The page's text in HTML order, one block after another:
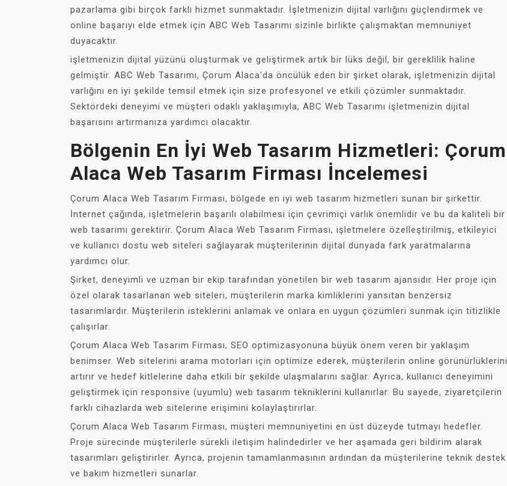
pazarlama gibi birçok farklı hizmet sunmaktadır. İşletmenizin dijital varlığını güçlendirmek ve
online başarıyı elde etmek için ABC Web Tasarımı sizinle birlikte çalışmaktan memnuniyet
duyacaktır.
işletmenizin dijital yüzünü oluşturmak ve geliştirmek artık bir lüks değil, bir gereklilik haline
gelmiştir. ABC Web Tasarımı, Çorum Alaca'da öncülük eden bir şirket olarak, işletmenizin dijital
varlığını en iyi şekilde temsil etmek için size profesyonel ve etkili çözümler sunmaktadır.
Sektördeki deneyimi ve müşteri odaklı yaklaşımıyla, ABC Web Tasarımı işletmenizin dijital
başarısını artırmanıza yardımcı olacaktır.
Bölgenin En İyi Web Tasarım Hizmetleri: Çorum
Alaca Web Tasarım Firması İncelemesi
Çorum Alaca Web Tasarım Firması, bölgede en iyi web tasarım hizmetleri sunan bir şirkettir.
İnternet çağında, işletmelerin başarılı olabilmesi için çevrimiçi varlık önemlidir ve bu da kaliteli bir
web tasarımı gerektirir. Çorum Alaca Web Tasarım Firması, işletmelere özelleştirilmiş, etkileyici
ve kullanıcı dostu web siteleri sağlayarak müşterilerinin dijital dünyada fark yaratmalarına
yardımcı olur.
Şirket, deneyimli ve uzman bir ekip tarafından yönetilen bir web tasarım ajansıdır. Her proje için
özel olarak tasarlanan web siteleri, müşterilerin marka kimliklerini yansıtan benzersiz
tasarımlardır. Müşterilerin isteklerini anlamak ve onlara en uygun çözümleri sunmak için titizlikle
çalışırlar.
Çorum Alaca Web Tasarım Firması, SEO optimizasyonuna büyük önem veren bir yaklaşım
benimser. Web sitelerini arama motorları için optimize ederek, müşterilerin online görünürlüklerini
artırır ve hedef kitlelerine daha etkili bir şekilde ulaşmalarını sağlar. Ayrıca, kullanıcı deneyimini
geliştirmek için responsive (uyumlu) web tasarım tekniklerini kullanırlar. Bu sayede, ziyaretçilerin
farklı cihazlarda web sitelerine erişimini kolaylaştırırlar.
Çorum Alaca Web Tasarım Firması, müşteri memnuniyetini en üst düzeyde tutmayı hedefler.
Proje sürecinde müşterilerle sürekli iletişim halindedirler ve her aşamada geri bildirim alarak
tasarımları geliştirirler. Ayrıca, projenin tamamlanmasının ardından da müşterilerine teknik destek
ve bakım hizmetleri sunarlar.